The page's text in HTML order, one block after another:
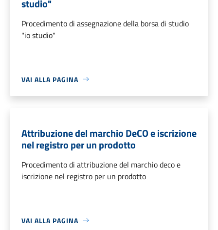
studio"
Procedimento di assegnazione della borsa di studio
"io studio"
VAI ALLA PAGINA
Attribuzione del marchio DeCO e iscrizione
nel registro per un prodotto
Procedimento di attribuzione del marchio deco e
iscrizione nel registro per un prodotto
VAI ALLA PAGINA